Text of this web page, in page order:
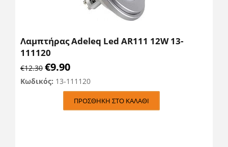
Λαμπτήρας Adeleq Led AR111 12W 13-
111120
€12.30 €9.90
Κωδικός: 13-111120
ΠΡΟΣΘΉΚΗ ΣΤΟ ΚΑΛΆΘΙ